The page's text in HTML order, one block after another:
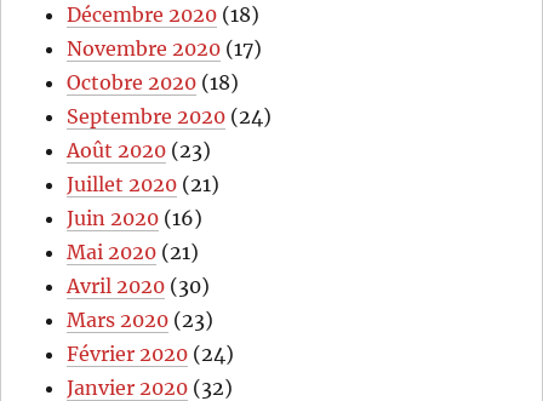
Décembre 2020 (18)
Novembre 2020 (17)
Octobre 2020 (18)
Septembre 2020 (24)
Août 2020 (23)
Juillet 2020 (21)
Juin 2020 (16)
Mai 2020 (21)
Avril 2020 (30)
Mars 2020 (23)
Février 2020 (24)
Janvier 2020 (32)